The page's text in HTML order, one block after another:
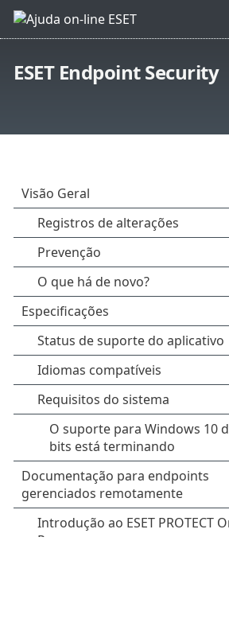
ESET Endpoint Security